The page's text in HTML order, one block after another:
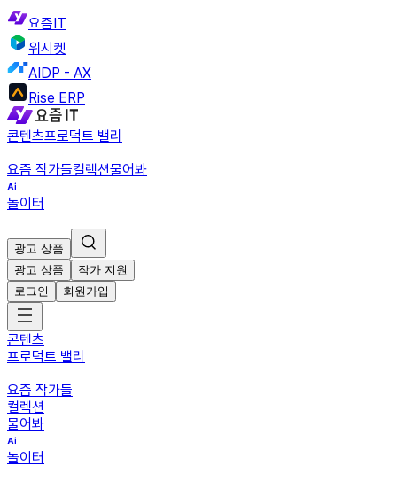
요즘IT
위시켓
AIDP - AX
Rise ERP
콘텐츠프로덕트 밸리
요즘 작가들컬렉션물어봐
놀이터
광고 상품
광고 상품
작가 지원
로그인
회원가입
콘텐츠
프로덕트 밸리
요즘 작가들
컬렉션
물어봐
놀이터